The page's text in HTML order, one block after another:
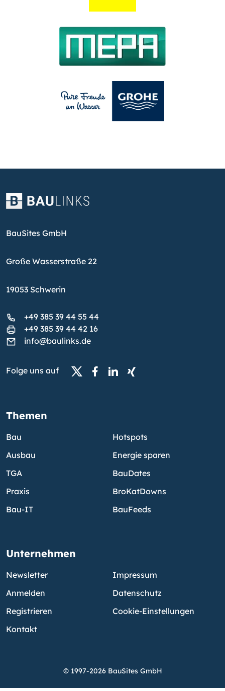
BauSites GmbH
Große Wasserstraße 22
19053 Schwerin
+49 385 39 44 55 44
+49 385 39 44 42 16
info@baulinks.de
Folge uns auf
Themen
Bau
Ausbau
TGA
Praxis
Bau-IT
Hotspots
Energie sparen
BauDates
BroKatDowns
BauFeeds
Unternehmen
Newsletter
Anmelden
Registrieren
Kontakt
Impressum
Datenschutz
Cookie-Einstellungen
© 1997-2026 BauSites GmbH